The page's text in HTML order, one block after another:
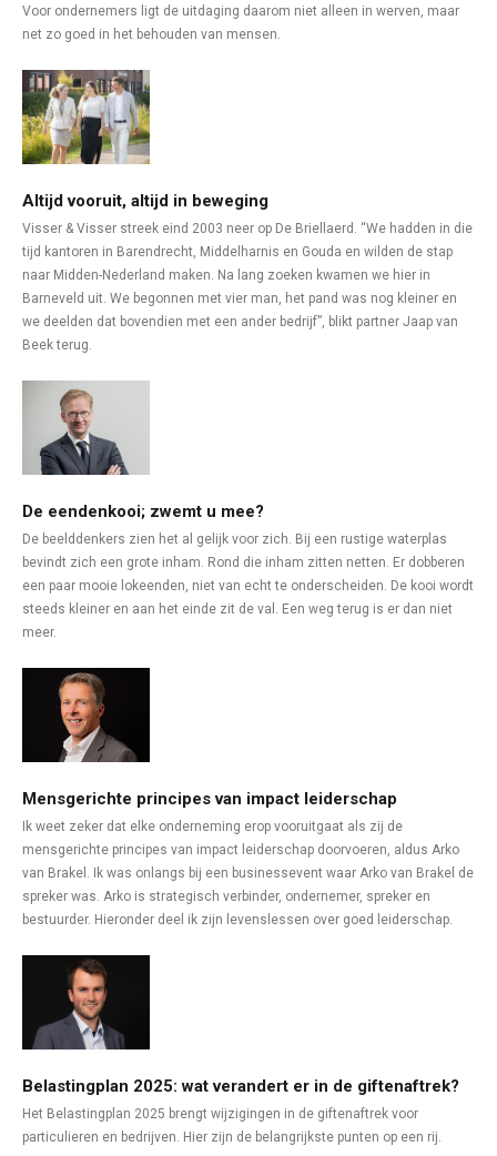
Voor ondernemers ligt de uitdaging daarom niet alleen in werven, maar
net zo goed in het behouden van mensen.
Altijd vooruit, altijd in beweging
Visser & Visser streek eind 2003 neer op De Briellaerd. “We hadden in die
tijd kantoren in Barendrecht, Middelharnis en Gouda en wilden de stap
naar Midden-Nederland maken. Na lang zoeken kwamen we hier in
Barneveld uit. We begonnen met vier man, het pand was nog kleiner en
we deelden dat bovendien met een ander bedrijf”, blikt partner Jaap van
Beek terug.
De eendenkooi; zwemt u mee?
De beelddenkers zien het al gelijk voor zich. Bij een rustige waterplas
bevindt zich een grote inham. Rond die inham zitten netten. Er dobberen
een paar mooie lokeenden, niet van echt te onderscheiden. De kooi wordt
steeds kleiner en aan het einde zit de val. Een weg terug is er dan niet
meer.
Mensgerichte principes van impact leiderschap
Ik weet zeker dat elke onderneming erop vooruitgaat als zij de
mensgerichte principes van impact leiderschap doorvoeren, aldus Arko
van Brakel. Ik was onlangs bij een businessevent waar Arko van Brakel de
spreker was. Arko is strategisch verbinder, ondernemer, spreker en
bestuurder. Hieronder deel ik zijn levenslessen over goed leiderschap.
Belastingplan 2025: wat verandert er in de giftenaftrek?
Het Belastingplan 2025 brengt wijzigingen in de giftenaftrek voor
particulieren en bedrijven. Hier zijn de belangrijkste punten op een rij.